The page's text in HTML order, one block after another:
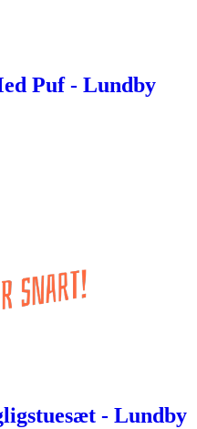
Puf - Lundby
- Lundby